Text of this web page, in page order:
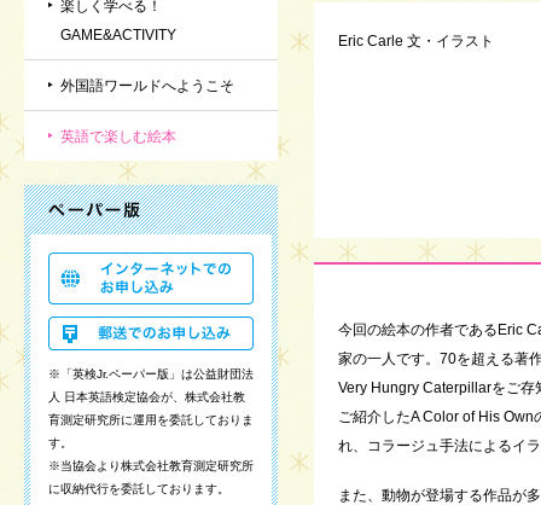
Eric Carle 文・イラスト
今回の絵本の作者であるEric
家の一人です。70を超える著
Very Hungry Caterpillarをご存
ご紹介したA Color of His
れ、コラージュ手法によるイ
また、動物が登場する作品が
楽しく学べる！
GAME&ACTIVITY
外国語ワールドへようこそ
英語で楽しむ絵本
※「英検Jr.ペーパー版」は公益財団法
人 日本英語検定協会が、株式会社教
育測定研究所に運用を委託しておりま
す。
※当協会より株式会社教育測定研究所
に収納代行を委託しております。